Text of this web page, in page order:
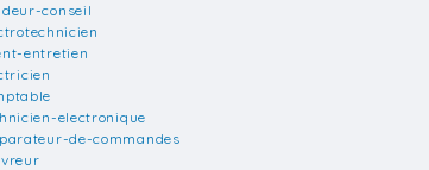
conseil
entretien
electronique
de-commandes